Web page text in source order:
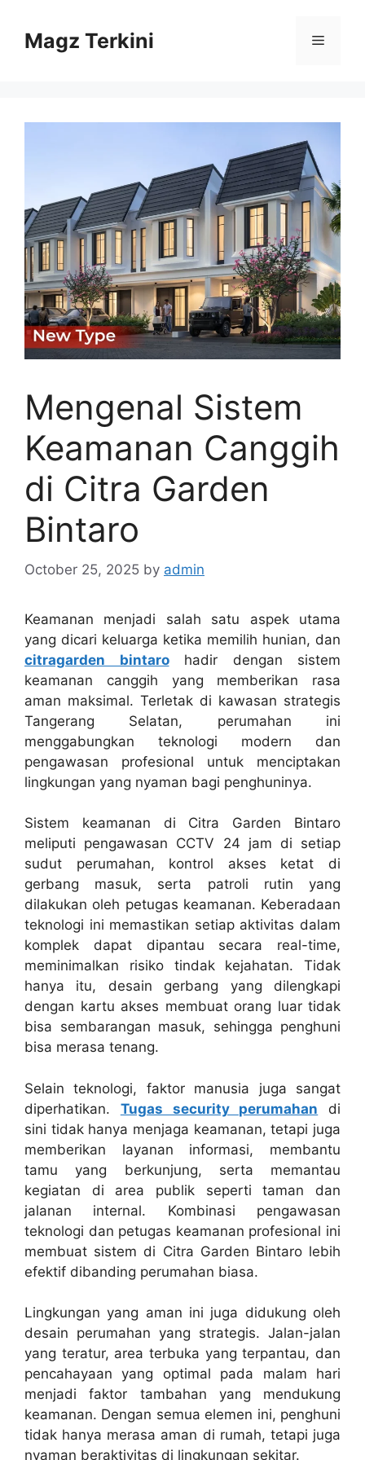
contentMagz Terkini Menu
Mengenal Sistem
Keamanan Canggih
di Citra Garden
Bintaro
October 25, 2025 by admin
Keamanan menjadi salah satu aspek utama
yang dicari keluarga ketika memilih hunian, dan
citragarden bintarohadir dengan sistem
keamanan canggih yang memberikan rasa
aman maksimal. Terletak di kawasan strategis
Tangerang Selatan, perumahan ini
menggabungkan teknologi modern dan
pengawasan profesional untuk menciptakan
lingkungan yang nyaman bagi penghuninya.
Sistem keamanan di Citra Garden Bintaro
meliputi pengawasan CCTV 24 jam di setiap
sudut perumahan, kontrol akses ketat di
gerbang masuk, serta patroli rutin yang
dilakukan oleh petugas keamanan. Keberadaan
teknologi ini memastikan setiap aktivitas dalam
komplek dapat dipantau secara real-time,
meminimalkan risiko tindak kejahatan. Tidak
hanya itu, desain gerbang yang dilengkapi
dengan kartu akses membuat orang luar tidak
bisa sembarangan masuk, sehingga penghuni
bisa merasa tenang.
Selain teknologi, faktor manusia juga sangat
diperhatikan. Tugas security perumahan di
sini tidak hanya menjaga keamanan, tetapi juga
memberikan layanan informasi, membantu
tamu yang berkunjung, serta memantau
kegiatan di area publik seperti taman dan
jalanan internal. Kombinasi pengawasan
teknologi dan petugas keamanan profesional ini
membuat sistem di Citra Garden Bintaro lebih
efektif dibanding perumahan biasa.
Lingkungan yang aman ini juga didukung oleh
desain perumahan yang strategis. Jalan-jalan
yang teratur, area terbuka yang terpantau, dan
pencahayaan yang optimal pada malam hari
menjadi faktor tambahan yang mendukung
keamanan. Dengan semua elemen ini, penghuni
tidak hanya merasa aman di rumah, tetapi juga
nyaman beraktivitas di lingkungan sekitar.